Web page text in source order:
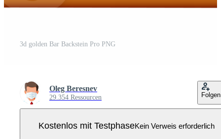
3d golden Bar Backstein Pro PNG
Oleg Beresnev
29.354 Ressourcen Folgen
Kostenlos mit TestphaseKein Verweis erforderlich